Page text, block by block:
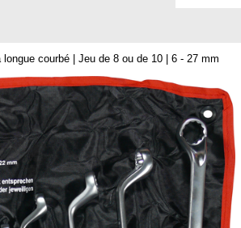
courbé | Jeu de 8 ou de 10 | 6 - 27 mm